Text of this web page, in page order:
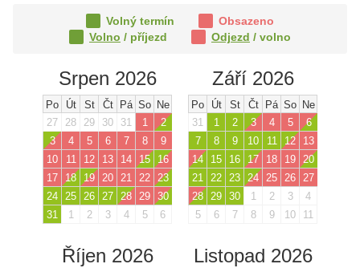
Volný termín
Obsazeno
Volno / příjezd Odjezd / volno
Srpen 2026
Po Út St Čt Pá So Ne
27
28 29 30 31 1
2
3
4 5 6 7 8
9
10
11 12 13 14 15
16
17
18 19 20 21 22
23
24
25 26 27 28 29 30
31
1 2 3 4 5 6
Září 2026
Po Út St Čt Pá So Ne
31
1 2 3 4 5
6
7
8 9 10 11 12
13
14
15 16 17 18 19
20
21
22 23 24 25 26
27
28
29 30 1 2 3
4
5
6 7 8 9 10 11
Říjen 2026 Listopad 2026